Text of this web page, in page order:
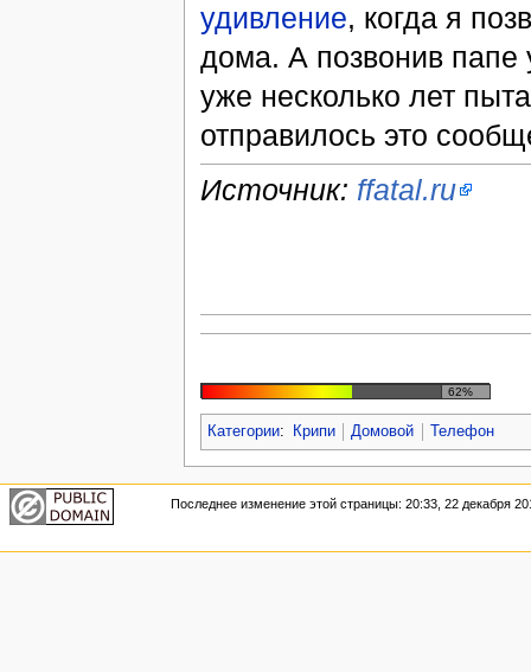
удивление, когда я
дома. А позвонив папе
уже несколько лет
отправилось это
Источник: ffatal.ru
62%
Категории: Крипи Домовой Телефон
Последнее изменение этой страницы: 20:33, 22 декабря